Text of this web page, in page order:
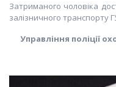
Затриманого чоловіка
залізничного транспорту
Управління поліції